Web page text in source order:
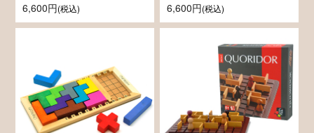
6,600円(税込)
6,600円(税込)